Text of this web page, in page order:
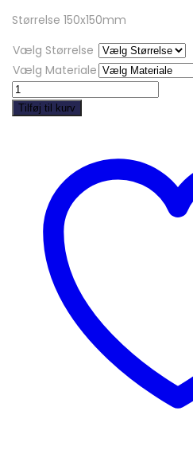
Størrelse 150x150mm
Vælg Størrelse
Vælg Materiale
Foam
valve
Tilføj til kurv